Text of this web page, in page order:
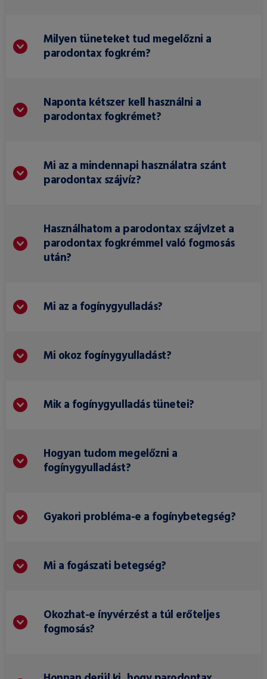
Milyen tüneteket tud megelőzni a
parodontax fogkrém?
Naponta kétszer kell használni a
parodontax fogkrémet?
Mi az a mindennapi használatra szánt
parodontax szájvíz?
Használhatom a parodontax szájvIzet a
parodontax fogkrémmel való fogmosás
után?
Mi az a fogínygyulladás?
Mi okoz fogínygyulladást?
Mik a fogínygyulladás tünetei?
Hogyan tudom megelőzni a
fogínygyulladást?
Gyakori probléma-e a fogínybetegség?
Mi a fogászati betegség?
Okozhat-e ínyvérzést a túl erőteljes
fogmosás?